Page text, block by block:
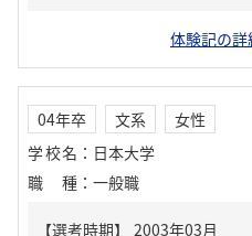
体験記の詳
04年卒 文系
女性
学校名 ： 日本大学
職種 ： 一般職